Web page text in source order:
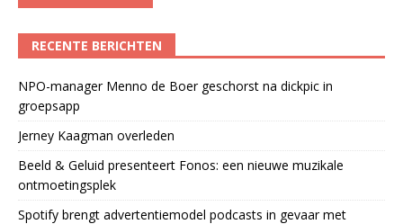
RECENTE BERICHTEN
NPO-manager Menno de Boer geschorst na dickpic in
groepsapp
Jerney Kaagman overleden
Beeld & Geluid presenteert Fonos: een nieuwe muzikale
ontmoetingsplek
Spotify brengt advertentiemodel podcasts in gevaar met